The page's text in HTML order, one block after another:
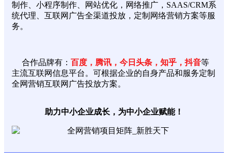
制作、小程序制作、网站优化，网络推广，SAAS/CRM系
统代理、互联网广告全渠道投放，定制网络营销方案等服
务。
合作品牌有： 百度，腾讯，今日头条，知乎，抖音等
主流互联网信息平台。可根据企业的自身产品和服务定制
全网营销互联网广告投放方案。
助力中小企业成长，为中小企业赋能！